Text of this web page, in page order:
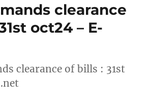
clearance
oct24 – E-
clearance of bills : 31st